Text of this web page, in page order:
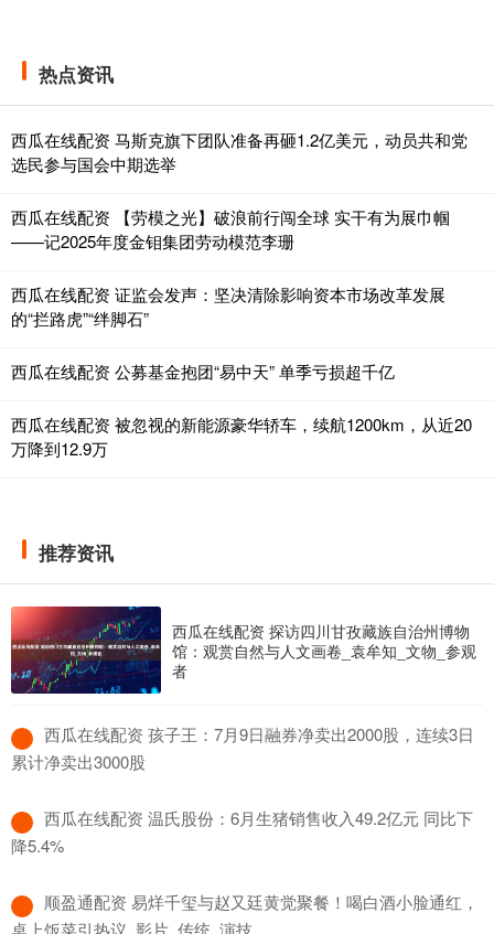
热点资讯
西瓜在线配资 马斯克旗下团队准备再砸1.2亿美元，动员共和党
选民参与国会中期选举
西瓜在线配资 【劳模之光】破浪前行闯全球 实干有为展巾帼
——记2025年度金钼集团劳动模范李珊
西瓜在线配资 证监会发声：坚决清除影响资本市场改革发展
的“拦路虎”“绊脚石”
西瓜在线配资 公募基金抱团“易中天” 单季亏损超千亿
西瓜在线配资 被忽视的新能源豪华轿车，续航1200km，从近20
万降到12.9万
推荐资讯
西瓜在线配资 探访四川甘孜藏族自治州博物
馆：观赏自然与人文画卷_袁牟知_文物_参观
者
​西瓜在线配资 孩子王：7月9日融券净卖出2000股，连续3日
累计净卖出3000股
​西瓜在线配资 温氏股份：6月生猪销售收入49.2亿元 同比下
降5.4%
​顺盈通配资 易烊千玺与赵又廷黄觉聚餐！喝白酒小脸通红，
桌上饭菜引热议_影片_传统_演技